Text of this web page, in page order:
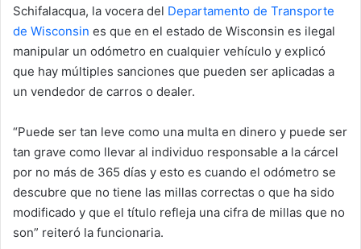
Schifalacqua, la vocera del Departamento de Transporte
de Wisconsin es que en el estado de Wisconsin es ilegal
manipular un odómetro en cualquier vehículo y explicó
que hay múltiples sanciones que pueden ser aplicadas a
un vendedor de carros o dealer.
“Puede ser tan leve como una multa en dinero y puede ser
tan grave como llevar al individuo responsable a la cárcel
por no más de 365 días y esto es cuando el odómetro se
descubre que no tiene las millas correctas o que ha sido
modificado y que el título refleja una cifra de millas que no
son” reiteró la funcionaria.